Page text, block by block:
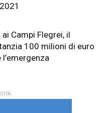
Campi Flegrei, il
100 milioni di euro